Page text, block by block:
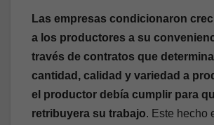
Las empresas condicionaron
a los productores a su
través de contratos que
cantidad, calidad y variedad a
el productor debía cumplir para
retribuyera su trabajo. Este hecho